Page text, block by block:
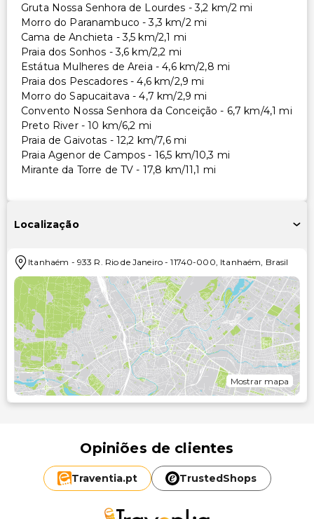
Gruta Nossa Senhora de Lourdes - 3,2 km/2 mi
Morro do Paranambuco - 3,3 km/2 mi
Cama de Anchieta - 3,5 km/2,1 mi
Praia dos Sonhos - 3,6 km/2,2 mi
Estátua Mulheres de Areia - 4,6 km/2,8 mi
Praia dos Pescadores - 4,6 km/2,9 mi
Morro do Sapucaitava - 4,7 km/2,9 mi
Convento Nossa Senhora da Conceição - 6,7 km/4,1 mi
Preto River - 10 km/6,2 mi
Praia de Gaivotas - 12,2 km/7,6 mi
Praia Agenor de Campos - 16,5 km/10,3 mi
Mirante da Torre de TV - 17,8 km/11,1 mi
Localização
Itanhaém - 933 R. Rio de Janeiro-11740-000 Itanhaém Brasil
Mostrar mapa
Opiniões de clientes
Traventia.pt TrustedShops